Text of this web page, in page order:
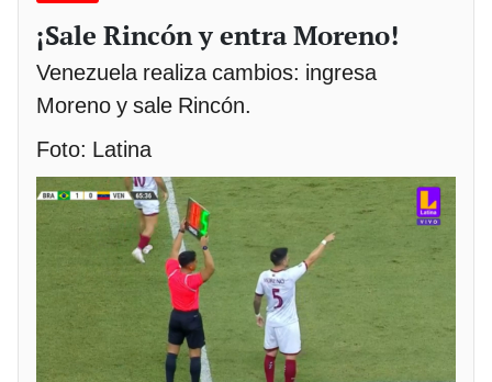
¡Sale Rincón y entra Moreno!
Venezuela realiza cambios: ingresa
Moreno y sale Rincón.
Foto: Latina